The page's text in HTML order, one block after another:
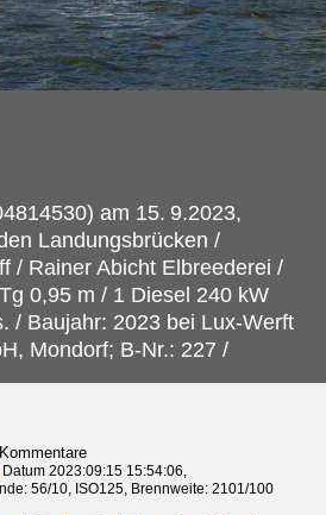
am 15. 9.2023,
Landungsbrücken /
/ Rainer Abicht Elbreederei /
0,95 m / 1 Diesel 240 kW
/ Baujahr: 2023 bei Lux-Werft
Mondorf; B-Nr.: 227 /
Datum 2023:09:15 15:54:06,
56/10, ISO125, Brennweite: 2101/100